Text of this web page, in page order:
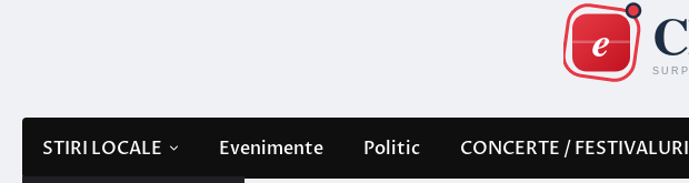
STIRI LOCALE Evenimente Politic CONCERTE / FESTIVALURI